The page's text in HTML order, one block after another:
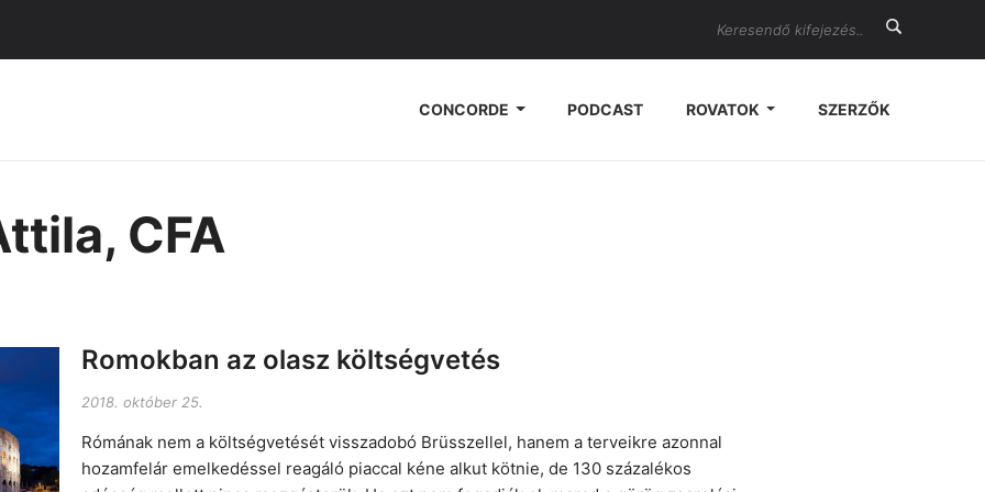
Search
CONCORDE PODCAST ROVATOK SZERZŐK
CFA
Romokban az olasz költségvetés
2018. október 25.
Rómának nem a költségvetését visszadobó Brüsszellel, hanem a terveikre azonnal
hozamfelár emelkedéssel reagáló piaccal kéne alkut kötnie, de 130 százalékos